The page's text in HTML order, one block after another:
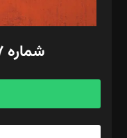
امور مالی: شاپور رهبری،
آگهی و مشترکین: ۰۹۱۹۹۹۹۰۴۵۴
شماره ۱۴۷ - مرداد ۱۴۰۵